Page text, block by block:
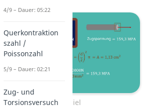
Beispiel
4/9 – Dauer: 05:22
Querkontraktion
szahl /
Poissonzahl
5/9 – Dauer: 02:21
Zug- und
Torsionsversuch